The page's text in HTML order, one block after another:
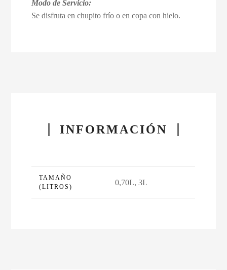
Modo de Servicio:
Se disfruta en chupito frío o en copa con hielo.
INFORMACIÓN
TAMAÑO
(LITROS)
0,70L, 3L